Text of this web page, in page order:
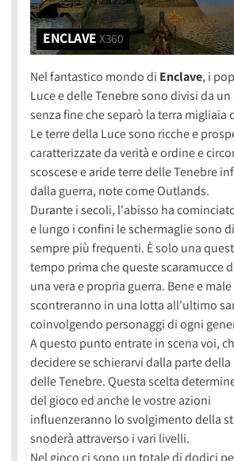
ENCLAVE X360
Nel fantastico mondo di Enclave, i
Luce e delle Tenebre sono divisi da un
senza fine che separò la terra migliaia
Le terre della Luce sono ricche e
caratterizzate da verità e ordine e
scoscese e aride terre delle Tenebre
dalla guerra, note come Outlands.
Durante i secoli, l'abisso ha
e lungo i confini le schermaglie sono
sempre più frequenti. È solo una
tempo prima che queste scaramucce
una vera e propria guerra. Bene e male
scontreranno in una lotta all'ultimo
coinvolgendo personaggi di ogni
A questo punto entrate in scena voi,
decidere se schierarvi dalla parte della
delle Tenebre. Questa scelta
del gioco ed anche le vostre azioni
influenzeranno lo svolgimento della
snoderà attraverso i vari livelli.
Nel gioco ci sono un totale di dodici